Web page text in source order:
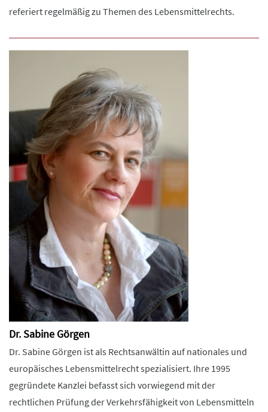
referiert regelmäßig zu Themen des Lebensmittelrechts.
Dr. Sabine Görgen
Dr. Sabine Görgen ist als Rechtsanwältin auf nationales und
europäisches Lebensmittelrecht spezialisiert. Ihre 1995
gegründete Kanzlei befasst sich vorwiegend mit der
rechtlichen Prüfung der Verkehrsfähigkeit von Lebensmitteln